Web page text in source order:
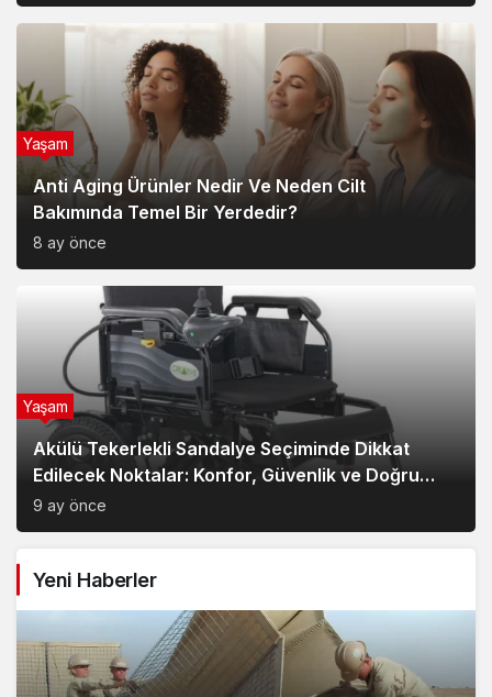
Anti Aging Ürünler Nedir Ve Neden Cilt
Bakımında Temel Bir Yerdedir?
8 ay önce
Yaşam
Akülü Tekerlekli Sandalye Seçiminde Dikkat
Edilecek Noktalar: Konfor, Güvenlik ve Doğru
Model Tercihi
9 ay önce
Yaşam
Yeni Haberler